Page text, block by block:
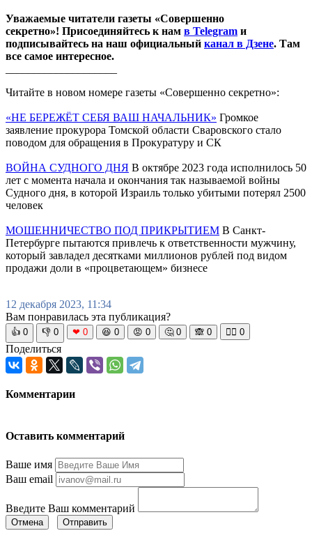
Уважаемые читатели газеты «Совершенно
секретно»! Присоединяйтесь к нам в Telegram и
подписывайтесь на наш официальный канал в Дзене. Там
все самое интересное.
Читайте в новом номере газеты «Совершенно секретно»:
«НЕ БЕРЕЖЁТ СЕБЯ ВАШ НАЧАЛЬНИК» Громкое
заявление прокурора Томской области Сваровского стало
поводом для обращения в Прокуратуру и СК
ВОЙНА СУДНОГО ДНЯ В октябре 2023 года исполнилось 50
лет с момента начала и окончания так называемой войны
Судного дня, в которой Израиль только убитыми потерял 2500
человек
МОШЕННИЧЕСТВО ПОД ПРИКРЫТИЕМ В Санкт-
Петербурге пытаются привлечь к ответственности мужчину,
который завладел десятками миллионов рублей под видом
продажи доли в «процветающем» бизнесе
12 декабря 2023, 11:34
Вам понравилась эта публикация?
👍 0 👎 0 ❤ 0 😆 0 😡 0 🤔 0 🙈 0 🧘‍♀️ 0
Поделиться
Комментарии
Оставить комментарий
Ваше имя
Ваш email
Введите Ваш комментарий
Отмена Отправить